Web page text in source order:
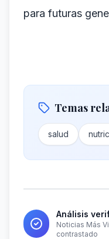
para futuras
Temas
salud
Análisis
Noticias Más
contrastado